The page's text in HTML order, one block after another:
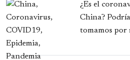
¿Es el
China?
tomamos por